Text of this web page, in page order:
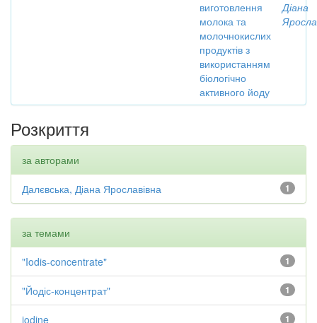
виготовлення
молока та
молочнокислих
продуктів з
використанням
біологічно
активного йоду
Діана
Розкриття
за авторами
1
Далєвська, Діана Ярославівна
за темами
1
"Iodis-concentrate"
1
"Йодіс-концентрат"
1
iodine